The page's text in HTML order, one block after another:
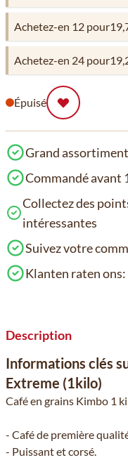
Achetez-en 12 pour
Achetez-en 24 pour
Épuisé
Grand
Commandé avant
Collectez des
intéressantes
Suivez votre
Klanten raten ons:
Description
Informations clés
Extreme (1kilo)
Café en grains Kimbo 1
- Café de première
- Puissant et corsé.